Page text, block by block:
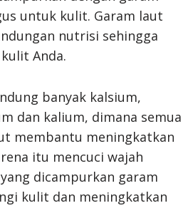
untuk kulit. Garam laut
nutrisi sehingga
Anda.
banyak kalsium,
dan kalium, dimana semua
membantu meningkatkan
itu mencuci wajah
dicampurkan garam
kulit dan meningkatkan